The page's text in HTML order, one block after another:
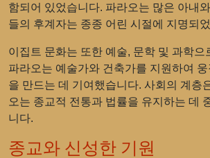
함되어 있었습니다. 파라오는 많은 아내
들의 후계자는 종종 어린 시절에 지명되
이집트 문화는 또한 예술, 문학 및 과학으
파라오는 예술가와 건축가를 지원하여
을 만드는 데 기여했습니다. 사회의 계층
오는 종교적 전통과 법률을 유지하는 데
니다.
종교와 신성한 기원